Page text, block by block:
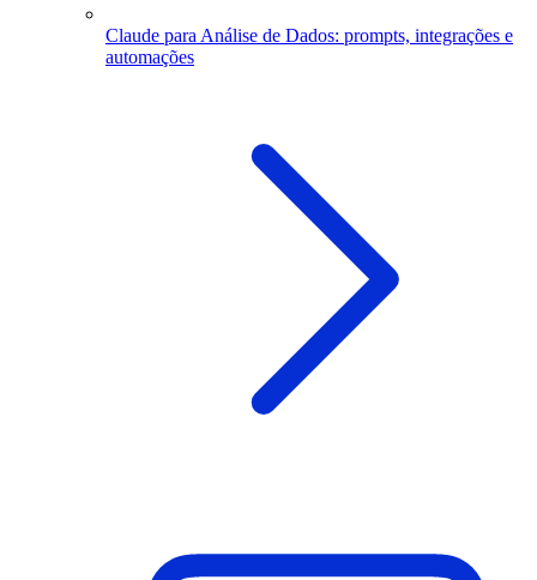
Claude para Análise de Dados: prompts, integrações e
automações